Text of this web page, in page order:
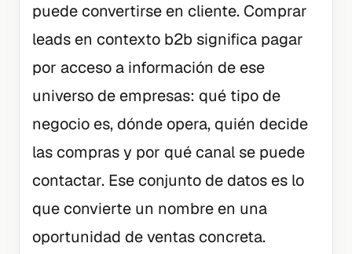
puede convertirse en cliente. Comprar
leads en contexto b2b significa pagar
por acceso a información de ese
universo de empresas: qué tipo de
negocio es, dónde opera, quién decide
las compras y por qué canal se puede
contactar. Ese conjunto de datos es lo
que convierte un nombre en una
oportunidad de ventas concreta.